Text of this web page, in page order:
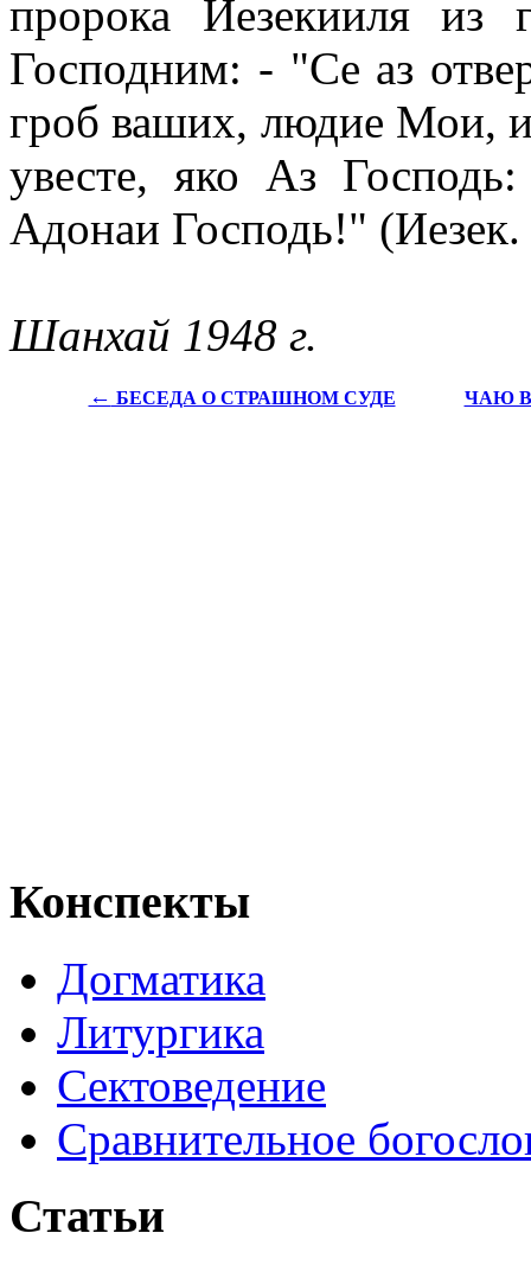
пророка Иезекииля из
Господним: - "Се аз
гроб ваших, людие Мои,
увесте, яко Аз Господь:
Адонаи Господь!"
Шанхай 1948 г.
← БЕСЕДА О СТРАШНОМ СУДЕ ЧАЮ
Конспекты
Догматика
Литургика
Сектоведение
Сравнительное
Статьи